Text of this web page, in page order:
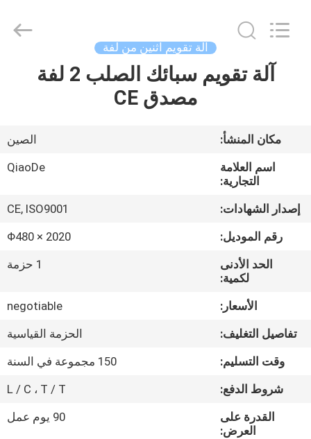
مسكن
معلومات
جولة
مراقبة
الجودة
اتصل
Machinery
آلة تقويم اثنين من لفة
آلة تقويم سبائك الصلب 2 لفة
مصدق CE
مكان المنشأ:
الصين
اسم العلامة
التجارية:
QiaoDe
إصدار الشهادات:
CE, ISO9001
رقم الموديل:
Φ480 × 2020
الحد الأدنى
لكمية:
1 حزمة
الأسعار:
negotiable
تفاصيل التغليف:
الحزمة القياسية
وقت التسليم:
150 مجموعة في السنة
شروط الدفع:
L / C ، T / T
القدرة على
العرض:
90 يوم عمل